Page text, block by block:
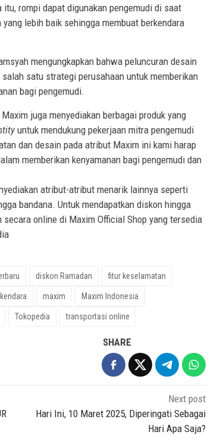
itu, rompi dapat digunakan pengemudi di saat
lebih baik sehingga membuat berkendara
mengungkapkan bahwa peluncuran desain
satu strategi perusahaan untuk memberikan
bagi pengemudi.
juga menyediakan berbagai produk yang
untuk mendukung pekerjaan mitra pengemudi
dan desain pada atribut Maxim ini kami harap
memberikan kenyamanan bagi pengemudi dan
atribut-atribut menarik lainnya seperti
bandana. Untuk mendapatkan diskon hingga
secara online di Maxim Official Shop yang tersedia
diskon Ramadan fitur keselamatan
maxim Maxim Indonesia
Tokopedia transportasi online
SHARE
Next post
Hari Ini, 10 Maret 2025, Diperingati Sebagai
Hari Apa Saja?